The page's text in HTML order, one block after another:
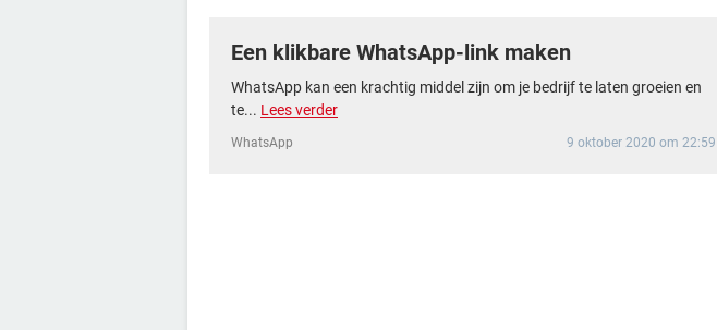
Een klikbare WhatsApp-link maken
WhatsApp kan een krachtig middel zijn om je bedrijf te laten groeien en
te... Lees verder
WhatsApp 9 oktober 2020 om 22:59